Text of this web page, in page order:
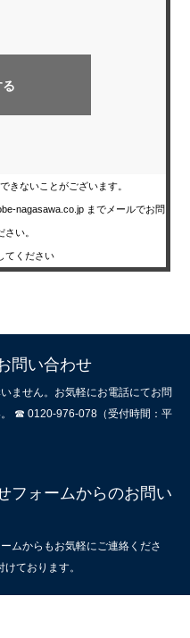
きないことがございます。
nagasawa.co.jp までメールでお問
い。
ください
問い合わせ
ません。お気軽にお電話にてお問
。 ☎ 0120-976-078（受付時間：平
フォームからのお問い
ムからもお気軽にご連絡くださ
ております。